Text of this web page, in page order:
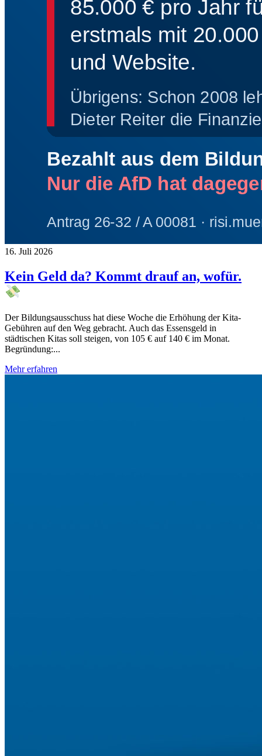
16. Juli 2026
Kein Geld da? Kommt drauf an, wofür.
Der Bildungsausschuss hat diese Woche die Erhöhung der Kita-
Gebühren auf den Weg gebracht. Auch das Essensgeld in
städtischen Kitas soll steigen, von 105 € auf 140 € im Monat.
Begründung:...
Mehr erfahren